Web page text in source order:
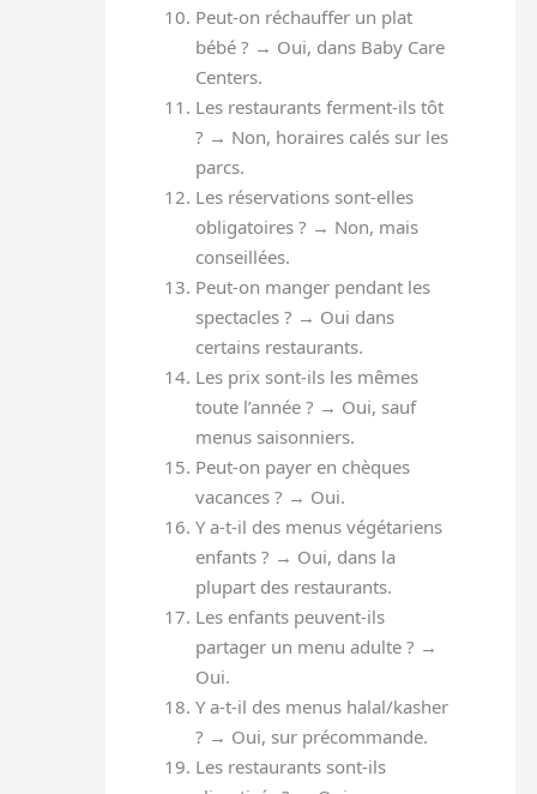
Peut-on réchauffer un plat
bébé ? → Oui, dans Baby Care
Centers.
Les restaurants ferment-ils tôt
? → Non, horaires calés sur les
parcs.
Les réservations sont-elles
obligatoires ? → Non, mais
conseillées.
Peut-on manger pendant les
spectacles ? → Oui dans
certains restaurants.
Les prix sont-ils les mêmes
toute l’année ? → Oui, sauf
menus saisonniers.
Peut-on payer en chèques
vacances ? → Oui.
Y a-t-il des menus végétariens
enfants ? → Oui, dans la
plupart des restaurants.
Les enfants peuvent-ils
partager un menu adulte ? →
Oui.
Y a-t-il des menus halal/kasher
? → Oui, sur précommande.
Les restaurants sont-ils